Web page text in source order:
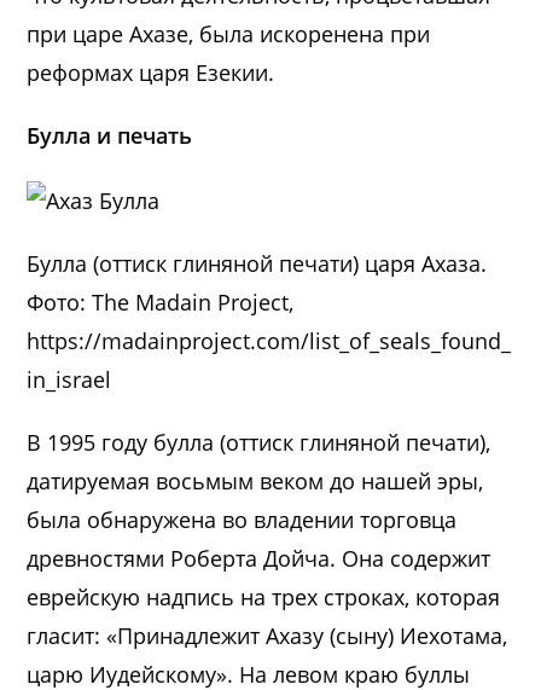
при царе Ахазе, была искоренена при
реформах царя Езекии.
Булла и печать
Булла (оттиск глиняной печати) царя Ахаза.
Фото: The Madain Project,
https://madainproject.com/list_of_seals_found_
in_israel
В 1995 году булла (оттиск глиняной печати),
датируемая восьмым веком до нашей эры,
была обнаружена во владении торговца
древностями Роберта Дойча. Она содержит
еврейскую надпись на трех строках, которая
гласит: «Принадлежит Ахазу (сыну) Иехотама,
царю Иудейскому». На левом краю буллы